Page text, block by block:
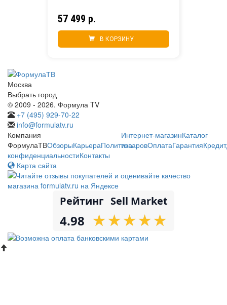
57 499 р.
В КОРЗИНУ
Москва
Выбрать город
© 2009 - 2026. Формула TV
+7 (495) 929-70-22
info@formulatv.ru
Компания
ФормулаТВОбзорыКарьераПолитика
конфиденциальностиКонтакты
Интернет-магазинКаталог
товаровОплатаГарантияКредит
Карта сайта
Рейтинг Sell Market
4.98 ★
★★
★★
★★
★★
★